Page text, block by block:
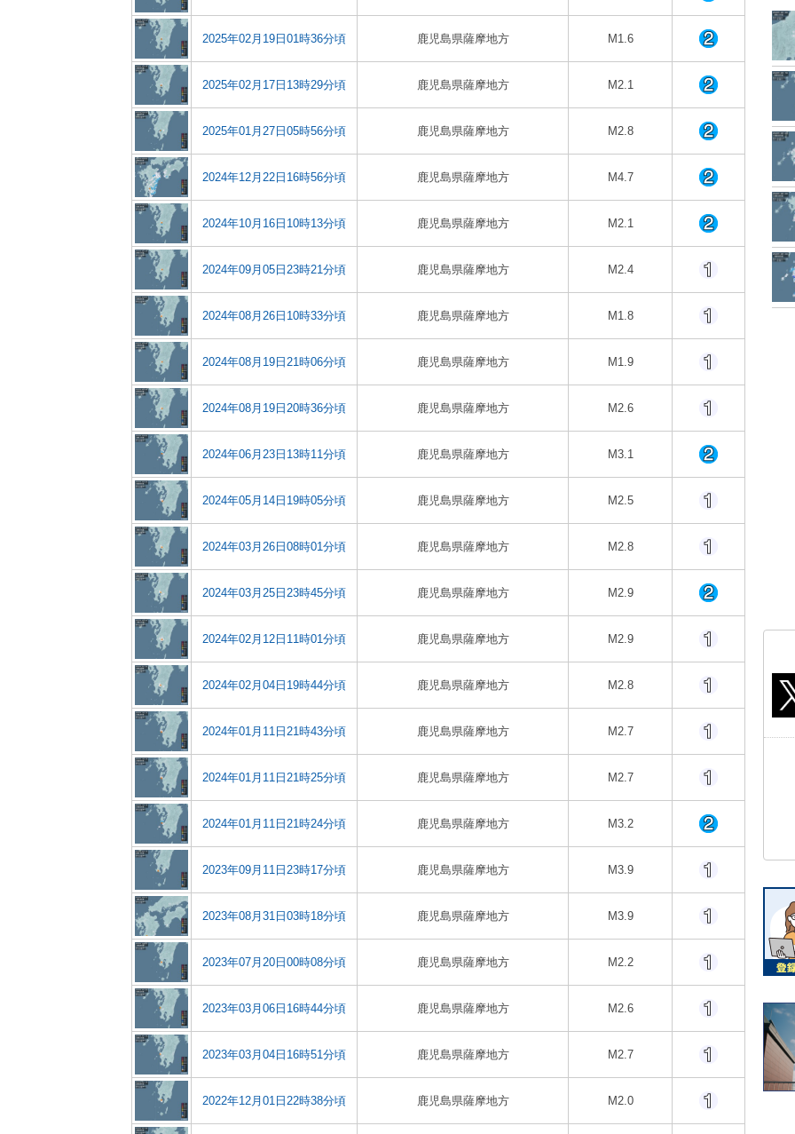
2025年02月19日01時36分頃 鹿児島県薩摩地方 M1.6
2025年02月17日13時29分頃 鹿児島県薩摩地方 M2.1
2025年01月27日05時56分頃 鹿児島県薩摩地方 M2.8
2024年12月22日16時56分頃 鹿児島県薩摩地方 M4.7
2024年10月16日10時13分頃 鹿児島県薩摩地方 M2.1
2024年09月05日23時21分頃 鹿児島県薩摩地方 M2.4
2024年08月26日10時33分頃 鹿児島県薩摩地方 M1.8
2024年08月19日21時06分頃 鹿児島県薩摩地方 M1.9
2024年08月19日20時36分頃 鹿児島県薩摩地方 M2.6
2024年06月23日13時11分頃 鹿児島県薩摩地方 M3.1
2024年05月14日19時05分頃 鹿児島県薩摩地方 M2.5
2024年03月26日08時01分頃 鹿児島県薩摩地方 M2.8
2024年03月25日23時45分頃 鹿児島県薩摩地方 M2.9
2024年02月12日11時01分頃 鹿児島県薩摩地方 M2.9
2024年02月04日19時44分頃 鹿児島県薩摩地方 M2.8
2024年01月11日21時43分頃 鹿児島県薩摩地方 M2.7
2024年01月11日21時25分頃 鹿児島県薩摩地方 M2.7
2024年01月11日21時24分頃 鹿児島県薩摩地方 M3.2
2023年09月11日23時17分頃 鹿児島県薩摩地方 M3.9
2023年08月31日03時18分頃 鹿児島県薩摩地方 M3.9
2023年07月20日00時08分頃 鹿児島県薩摩地方 M2.2
2023年03月06日16時44分頃 鹿児島県薩摩地方 M2.6
2023年03月04日16時51分頃 鹿児島県薩摩地方 M2.7
2022年12月01日22時38分頃 鹿児島県薩摩地方 M2.0